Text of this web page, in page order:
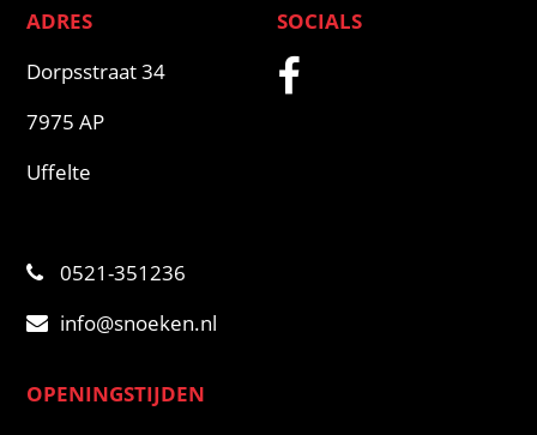
ADRES
Dorpsstraat 34
7975 AP
Uffelte
0521-351236
info@snoeken.nl
SOCIALS
OPENINGSTIJDEN